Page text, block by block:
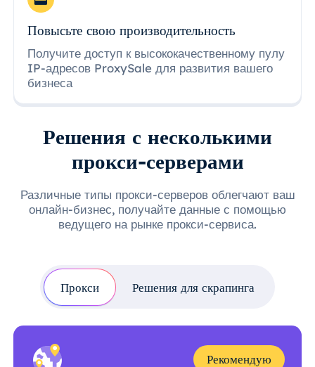
Повысьте свою производительность
Получите доступ к высококачественному пулу
IP-адресов ProxySale для развития вашего
бизнеса
Решения с несколькими
прокси-серверами
Различные типы прокси-серверов облегчают ваш
онлайн-бизнес, получайте данные с помощью
ведущего на рынке прокси-сервиса.
Прокси Решения для скрапинга
Рекомендую